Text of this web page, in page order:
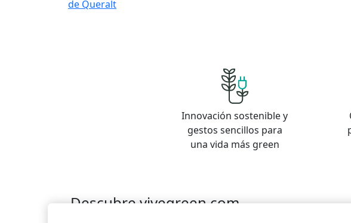
de Queralt
Innovación sostenible y
gestos sencillos para
una vida más green
Descubre vivegreen.com